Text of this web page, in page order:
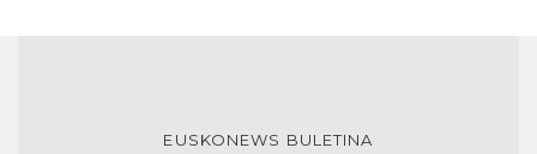
EUSKONEWS BULETINA